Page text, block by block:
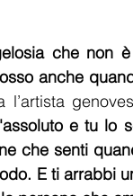
che non
anche
l’artista
e tu lo
che senti
E ti arrabbi